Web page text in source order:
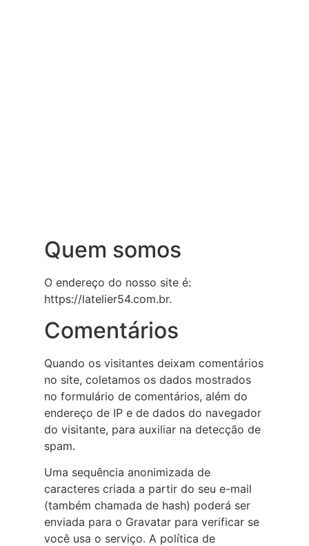
Quem somos
O endereço do nosso site é:
https://latelier54.com.br.
Comentários
Quando os visitantes deixam comentários
no site, coletamos os dados mostrados
no formulário de comentários, além do
endereço de IP e de dados do navegador
do visitante, para auxiliar na detecção de
spam.
Uma sequência anonimizada de
caracteres criada a partir do seu e-mail
(também chamada de hash) poderá ser
enviada para o Gravatar para verificar se
você usa o serviço. A política de